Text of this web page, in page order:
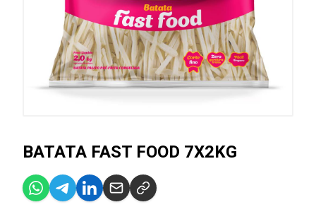
BATATA FAST FOOD 7X2KG